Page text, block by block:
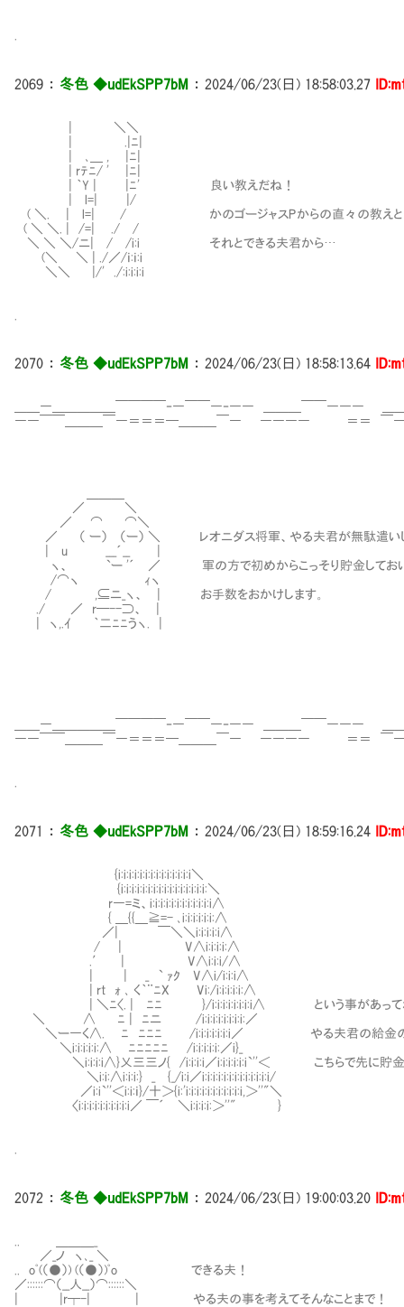
2069 ： 冬色 ◆udEkSPP7bM ： 2024/06/23(日) 18:58:03.27
| ＼＼
| .|ﾆ|
| ､＿ , |ﾆ|
| rﾃﾆ/ ' |ﾆ|
| ｀Y | |ﾆ' 良い教えだね！
| l=| |/
( ＼. | l=| / かのゴージャスPからの直々の教えという
( ＼ ＼. | /=| ./ /
＼ ＼ ＼/ニ| / /i:i それとできる夫君から…
(＼ ＼ | ./／/ｉ:ｉ:i
＼＼ |/' ./:i:i:i:i
2070 ： 冬色 ◆udEkSPP7bM ： 2024/06/23(日) 18:58:13.64
＿＿―＿＿＿＿＿￣￣￣￣‐―￣￣―‐―― ＿＿＿￣￣――― ＿
――￣￣＿＿＿￣―＝＝＝━＿＿＿￣― ―――― ＝＝ ￣――
／ ＼
／ ⌒ ⌒＼
／ （ ー） （ー） ＼ レオニダス将軍、やる夫君が無駄遣いし
| u ___´__ |
ヽ、 `ー '´ ／ 軍の方で初めからこっそり貯金しておいて
/⌒ヽ ｨヽ
/ ,⊆ニ_ヽ、 | お手数をおかけします。
./ ／ r─--⊃、 |
| ヽ,.ｲ ｀二ﾆﾆうヽ. |
＿＿―＿＿＿＿＿￣￣￣￣‐―￣￣―‐―― ＿＿＿￣￣――― ＿
――￣￣＿＿＿￣―＝＝＝━＿＿＿￣― ―――― ＝＝ ￣――
2071 ： 冬色 ◆udEkSPP7bM ： 2024/06/23(日) 18:59:16.24
Ⅷ{i:i:i:i:i:i:i:i:i:i:i:i:i:i＼
Ⅷ{i:i:i:i:i:i:i:i:i:i:i:i:i:i:i:i:＼
r―=ミ、i:i:i:i:i:i:i:i:i:i:i:i∧
{ ＿{{＿≧=- ､i:i:i:i:i:i:∧
／| ￣＼＼i:i:i:i:i∧
/ | V∧i:i:i:i:∧
.′ | V∧i:i:i/∧
| | _ ` ｧｸ V∧i/i:i:i∧
| rt ｫ ､ く｀¨ﾆX Vi:/i:i:i:i:i:∧
| ＼ﾆ〈. | ﾆﾆ }/i:i:i:i:i:i:i:i∧ という事があって
＼ ∧ Ⅷﾆ | ﾆニ /i:i:i:i:i:i:i:i:／
＼ー―く∧. Ⅷﾆ ﾆﾆﾆ /i:i:i:i:i:i:i／ やる夫君の給金の
＼i:i:i:i:i:∧ Ⅷﾆﾆﾆﾆﾆ /i:i:i:i:i:／i}_
＼i:i:i:i∧}乂三三ノ{ /i:i:i:i／i:i:i:i:i:i`''＜ こちらで先に貯金し
＼i:i:∧i:i:i:} _ {_/i:i／i:i:i:i:i:i:i:i:i:i:i:i:i/
／i:i`''＜i:i:ｉ}/十＞{i:'i:i:i:i:i:i:i:i:i:i:i,＞''"＼
〈i:i:i:i:i:i:i:i:i:i／ ￣´ ＼i:i:i:i:＞''" }
2072 ： 冬色 ◆udEkSPP7bM ： 2024/06/23(日) 19:00:03.20
／_ノ ヽ､_ ＼
.. oﾟ(（●）) (（●）)ﾟo できる夫！
／::::::⌒（__人__）⌒::::::＼
| |r┬-| | やる夫の事を考えてそんなことまで！